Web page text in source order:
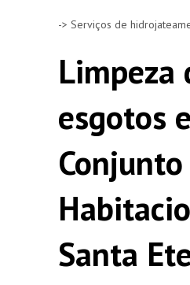
-> Serviços de
Limpeza
esgotos
Conjunto
Santa